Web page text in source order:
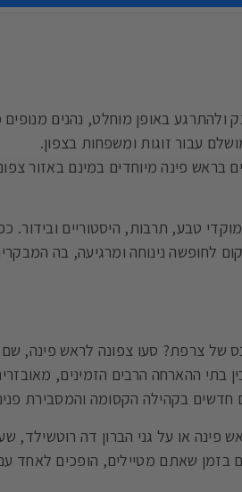
באופן מוחלט, נהנים
עבור זוגות ומשפחות בצפון.
פינה מיוחדים במינם באזור
טבע, תרבות, היסטוריים ובידור.
לחופשה נינוחה ומרגיעה, בה
צרפת? סעו צפונה לראש פינה, שם
ההארחה הרבים הזמינים,
חדשים בקהילה הקסומה והמסבירת
פינה או על גני הברון דה רוטשילד,
בזמן שאתם מטיילים, הופכים לאחד